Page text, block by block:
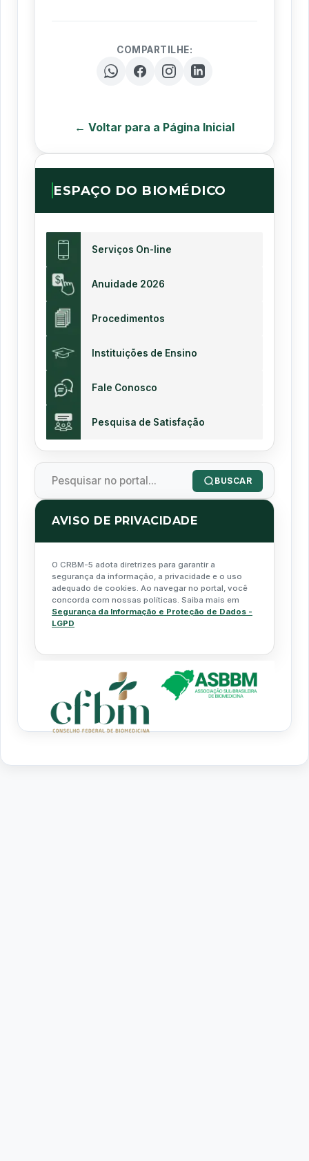
COMPARTILHE:
← Voltar para a Página Inicial
ESPAÇO DO BIOMÉDICO
Serviços On-line
Anuidade 2026
Procedimentos
Instituições de Ensino
Fale Conosco
Pesquisa de Satisfação
BUSCAR
AVISO DE PRIVACIDADE
O CRBM-5 adota diretrizes para garantir a
segurança da informação, a privacidade e o uso
adequado de cookies. Ao navegar no portal, você
concorda com nossas políticas. Saiba mais em
Segurança da Informação e Proteção de Dados -
LGPD